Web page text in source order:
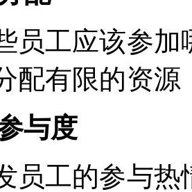
员工应该参
配有限的资
与度
员工的参与